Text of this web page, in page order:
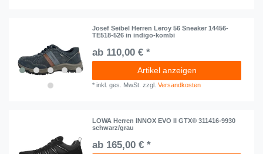
Josef Seibel Herren Leroy 56 Sneaker 14456-
TE518-526 in indigo-kombi
ab 110,00 € *
Artikel anzeigen
*inkl. ges. MwSt. zzgl.Versandkosten
LOWA Herren INNOX EVO II GTX® 311416-9930
schwarz/grau
ab 165,00 € *